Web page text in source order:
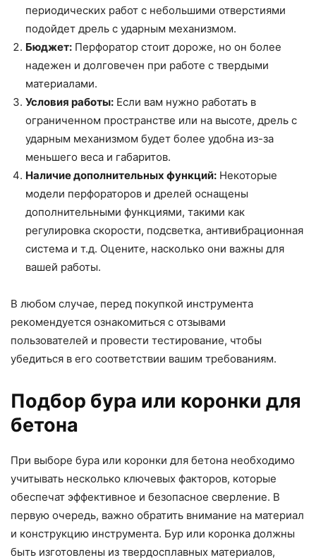
периодических работ с небольшими отверстиями
подойдет дрель с ударным механизмом.
Бюджет: Перфоратор стоит дороже, но он более
надежен и долговечен при работе с твердыми
материалами.
Условия работы: Если вам нужно работать в
ограниченном пространстве или на высоте, дрель с
ударным механизмом будет более удобна из-за
меньшего веса и габаритов.
Наличие дополнительных функций: Некоторые
модели перфораторов и дрелей оснащены
дополнительными функциями, такими как
регулировка скорости, подсветка, антивибрационная
система и т.д. Оцените, насколько они важны для
вашей работы.
В любом случае, перед покупкой инструмента
рекомендуется ознакомиться с отзывами
пользователей и провести тестирование, чтобы
убедиться в его соответствии вашим требованиям.
Подбор бура или коронки для
бетона
При выборе бура или коронки для бетона необходимо
учитывать несколько ключевых факторов, которые
обеспечат эффективное и безопасное сверление. В
первую очередь, важно обратить внимание на материал
и конструкцию инструмента. Бур или коронка должны
быть изготовлены из твердосплавных материалов,